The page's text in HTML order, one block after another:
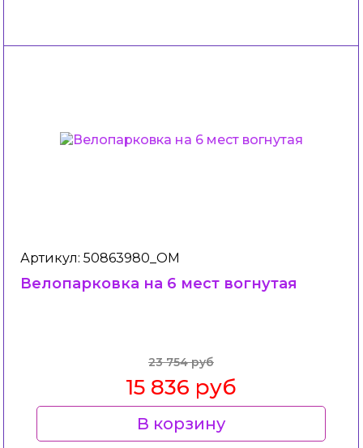
Артикул: 50863980_ОМ
Велопарковка на 6 мест вогнутая
23 754 руб
15 836 руб
В корзину